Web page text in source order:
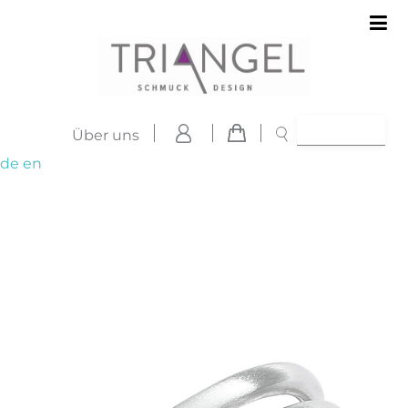
Über uns
de en